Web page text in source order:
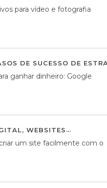
para vídeo e fotografia
DE SUCESSO DE
ganhar dinheiro: Google
, WEBSITES
um site facilmente com o